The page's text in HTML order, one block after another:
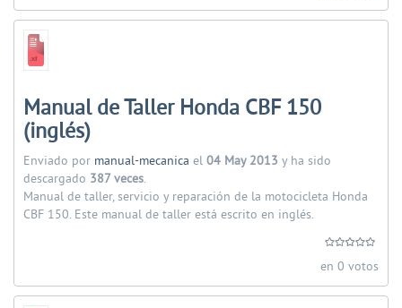
Manual de Taller Honda CBF 150
(inglés)
Enviado por manual-mecanica el 04 May 2013 y ha sido
descargado 387 veces.
Manual de taller, servicio y reparación de la motocicleta Honda
CBF 150. Este manual de taller está escrito en inglés.
en 0 votos